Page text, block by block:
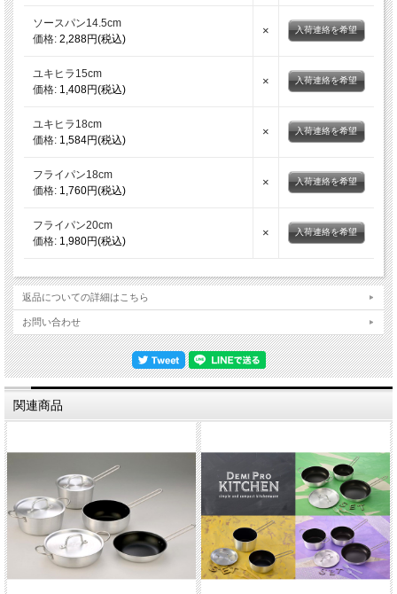
ソースパン14.5cm
価格: 2,288円(税込)
× 入荷連絡を希望
ユキヒラ15cm
価格: 1,408円(税込)
× 入荷連絡を希望
ユキヒラ18cm
価格: 1,584円(税込)
× 入荷連絡を希望
フライパン18cm
価格: 1,760円(税込)
× 入荷連絡を希望
フライパン20cm
価格: 1,980円(税込)
× 入荷連絡を希望
返品についての詳細はこちら
お問い合わせ
関連商品